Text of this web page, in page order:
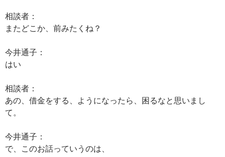
相談者：
またどこか、前みたくね？
今井通子：
はい
相談者：
あの、借金をする、ようになったら、困るなと思いまし
て。
今井通子：
で、このお話っていうのは、